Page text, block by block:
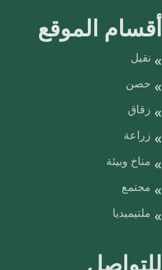
أقسام الموقع
نقيل
حصن
زقاق
زراعة
مناخ وبيئة
مجتمع
ملتيميديا
للتواصل